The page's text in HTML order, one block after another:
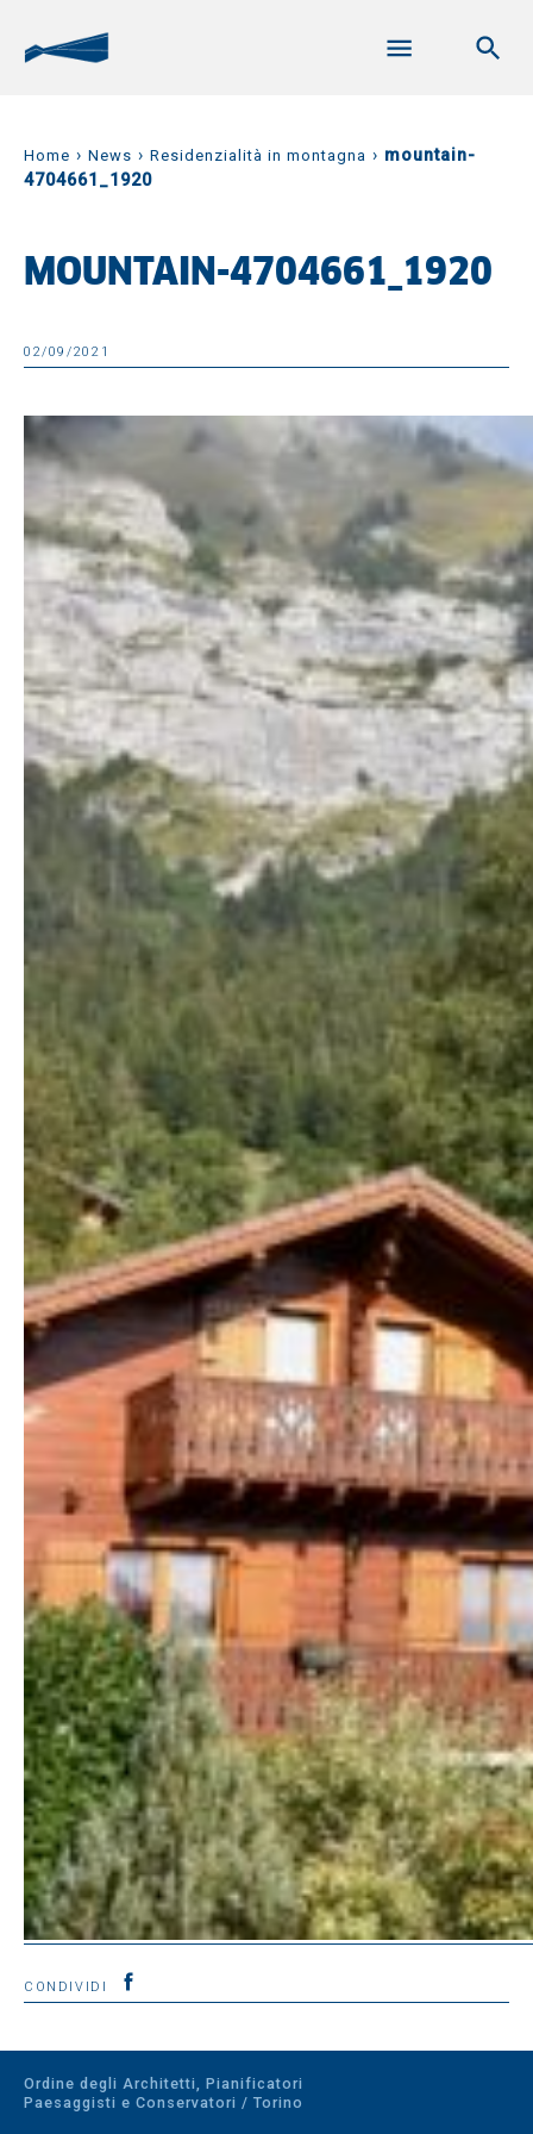
Home › News › Residenzialità in montagna › mountain-
4704661_1920
MOUNTAIN-4704661_1920
02/09/2021
CONDIVIDI
Ordine degli Architetti, Pianificatori
Paesaggisti e Conservatori / Torino